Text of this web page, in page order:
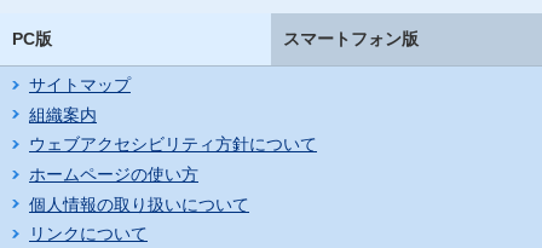
PC版 スマートフォン版
サイトマップ
組織案内
ウェブアクセシビリティ方針について
ホームページの使い方
個人情報の取り扱いについて
リンクについて